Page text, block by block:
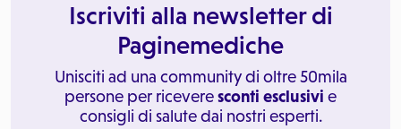
Iscriviti alla newsletter di
Paginemediche
Unisciti ad una community di oltre 50mila
persone per riceveresconti esclusivi e
consigli di salute dai nostri esperti.